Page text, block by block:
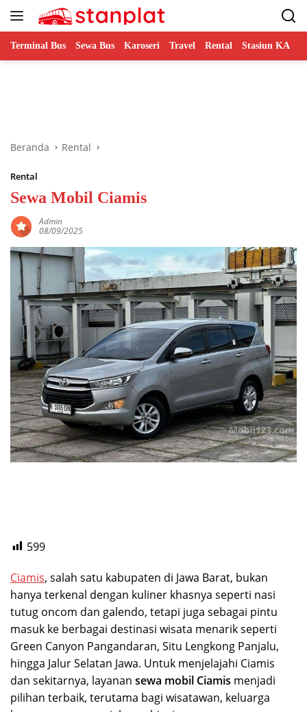
Terminal Bus Sewa Bus Karoseri Travel Rental Stasiun KA
Beranda Rental
Rental
Sewa Mobil Ciamis
Admin
08/09/2025
599
Ciamis, salah satu kabupaten di Jawa Barat, bukan
hanya terkenal dengan kuliner khasnya seperti nasi
tutug oncom dan galendo, tetapi juga sebagai pintu
masuk ke berbagai destinasi wisata menarik seperti
Green Canyon Pangandaran, Situ Lengkong Panjalu,
hingga Jalur Selatan Jawa. Untuk menjelajahi Ciamis
dan sekitarnya, layanan sewa mobil Ciamis menjadi
pilihan terbaik, terutama bagi wisatawan, keluarga